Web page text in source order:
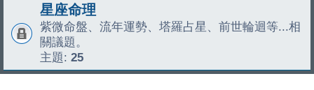
星座命理
紫微命盤、流年運勢、塔羅占星、前世輪迴等...相
關議題。
主題: 25